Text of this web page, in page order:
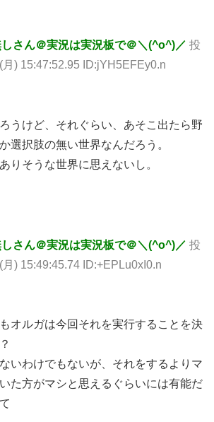
さん＠実況は実況板で＠＼(^o^)／ 投
) 15:47:52.95 ID:jYH5EFEy0.n
うけど、それぐらい、あそこ出たら野
選択肢の無い世界なんだろう。
りそうな世界に思えないし。
さん＠実況は実況板で＠＼(^o^)／ 投
) 15:49:45.74 ID:+EPLu0xI0.n
オルガは今回それを実行することを決
いわけでもないが、それをするよりマ
た方がマシと思えるぐらいには有能だ